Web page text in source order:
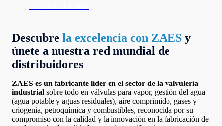
Descubre la excelencia con ZAES y
únete a nuestra red mundial de
distribuidores
ZAES es un fabricante líder en el sector de la valvulería
industrial sobre todo en válvulas para vapor, gestión del agua
(agua potable y aguas residuales), aire comprimido, gases y
criogenia, petroquímica y combustibles, reconocida por su
compromiso con la calidad y la innovación en la fabricación de